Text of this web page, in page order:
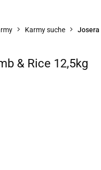
Karmy suche Josera
& Rice 12,5kg